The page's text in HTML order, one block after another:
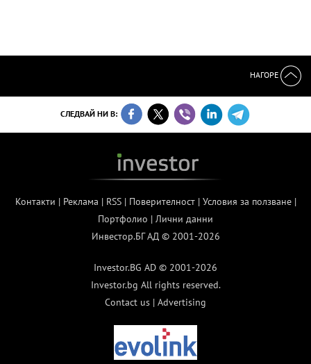
НАГОРЕ
СЛЕДВАЙ НИ В:
Контакти | Реклама | RSS| Поверителност| Условия за ползване|
Портфолио | Лични данни
Инвестор.БГ АД © 2001-2026
Investor.BG AD © 2001-2026
Investor.bg All rights reserved.
Contact us | Advertising